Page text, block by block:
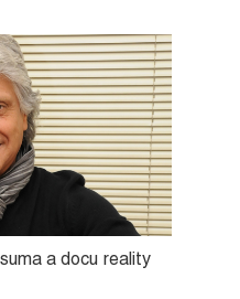
a docu reality